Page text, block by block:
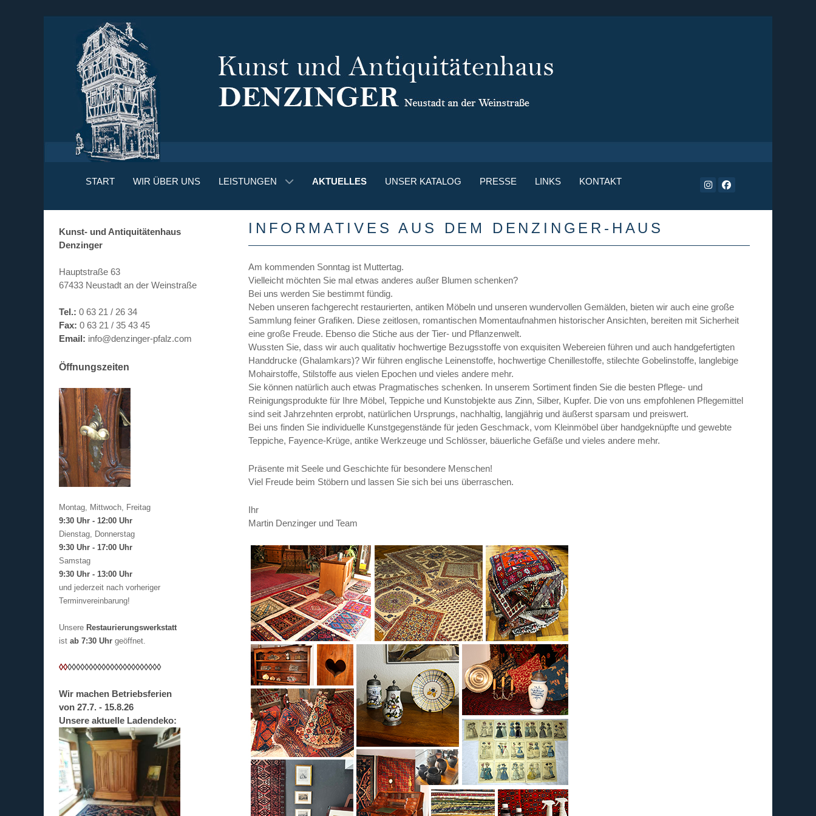
START WIR ÜBER UNS LEISTUNGEN AKTUELLES UNSER KATALOG PRESSE LINKS KONTAKT
Kunst- und Antiquitätenhaus
Denzinger
Hauptstraße 63
67433 Neustadt an der Weinstraße
Tel.: 0 63 21 / 26 34
Fax: 0 63 21 / 35 43 45
Email: info@denzinger-pfalz.com
Öffnungszeiten
Montag, Mittwoch, Freitag
9:30 Uhr - 12:00 Uhr
Dienstag, Donnerstag
9:30 Uhr - 17:00 Uhr
Samstag
9:30 Uhr - 13:00 Uhr
und jederzeit nach vorheriger
Terminvereinbarung!
Unsere Restaurierungswerkstatt
ist ab 7:30 Uhr geöffnet.
◊◊◊◊◊◊◊◊◊◊◊◊◊◊◊◊◊◊◊◊◊◊◊◊
Wir machen Betriebsferien
von 27.7. - 15.8.26
Unsere aktuelle Ladendeko:
INFORMATIVES AUS DEM DENZINGER-HAUS
Am kommenden Sonntag ist Muttertag.
Vielleicht möchten Sie mal etwas anderes außer Blumen schenken?
Bei uns werden Sie bestimmt fündig.
Neben unseren fachgerecht restaurierten, antiken Möbeln und unseren wundervollen Gemälden, bieten wir auch eine große
Sammlung feiner Grafiken. Diese zeitlosen, romantischen Momentaufnahmen historischer Ansichten, bereiten mit Sicherheit
eine große Freude. Ebenso die Stiche aus der Tier- und Pflanzenwelt.
Wussten Sie, dass wir auch qualitativ hochwertige Bezugsstoffe von exquisiten Webereien führen und auch handgefertigten
Handdrucke (Ghalamkars)? Wir führen englische Leinenstoffe, hochwertige Chenillestoffe, stilechte Gobelinstoffe, langlebige
Mohairstoffe, Stilstoffe aus vielen Epochen und vieles andere mehr.
Sie können natürlich auch etwas Pragmatisches schenken. In unserem Sortiment finden Sie die besten Pflege- und
Reinigungsprodukte für Ihre Möbel, Teppiche und Kunstobjekte aus Zinn, Silber, Kupfer. Die von uns empfohlenen Pflegemittel
sind seit Jahrzehnten erprobt, natürlichen Ursprungs, nachhaltig, langjährig und äußerst sparsam und preiswert.
Bei uns finden Sie individuelle Kunstgegenstände für jeden Geschmack, vom Kleinmöbel über handgeknüpfte und gewebte
Teppiche, Fayence-Krüge, antike Werkzeuge und Schlösser, bäuerliche Gefäße und vieles andere mehr.
Präsente mit Seele und Geschichte für besondere Menschen!
Viel Freude beim Stöbern und lassen Sie sich bei uns überraschen.
Ihr
Martin Denzinger und Team